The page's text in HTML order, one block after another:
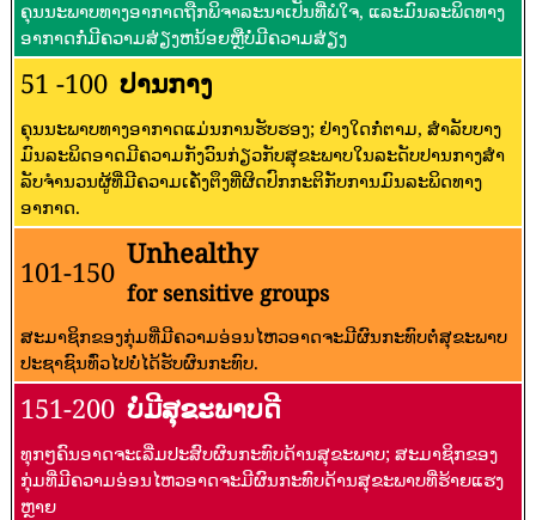
ຄຸນນະພາບທາງອາກາດຖືກພິຈາລະນາເປັນທີ່ພໍໃຈ, ແລະມົນລະພິດທາງ
ອາກາດກໍ່ມີຄວາມສ່ຽງຫນ້ອຍຫຼືບໍ່ມີຄວາມສ່ຽງ
51 -100 ປານກາງ
ຄຸນນະພາບທາງອາກາດແມ່ນການຮັບຮອງ; ຢ່າງໃດກໍ່ຕາມ, ສໍາລັບບາງ
ມົນລະພິດອາດມີຄວາມກັງວົນກ່ຽວກັບສຸຂະພາບໃນລະດັບປານກາງສໍາ
ລັບຈໍານວນຜູ້ທີ່ມີຄວາມເຄັ່ງຕຶງທີ່ຜິດປົກກະຕິກັບການມົນລະພິດທາງ
ອາກາດ.
101-150
Unhealthy
for sensitive groups
ສະມາຊິກຂອງກຸ່ມທີ່ມີຄວາມອ່ອນໄຫວອາດຈະມີຜົນກະທົບຕໍ່ສຸຂະພາບ
ປະຊາຊົນທົ່ວໄປບໍ່ໄດ້ຮັບຜົນກະທົບ.
151-200 ບໍ່ມີສຸຂະພາບດີ
ທຸກໆຄົນອາດຈະເລີ່ມປະສົບຜົນກະທົບດ້ານສຸຂະພາບ; ສະມາຊິກຂອງ
ກຸ່ມທີ່ມີຄວາມອ່ອນໄຫວອາດຈະມີຜົນກະທົບດ້ານສຸຂະພາບທີ່ຮ້າຍແຮງ
ຫຼາຍ